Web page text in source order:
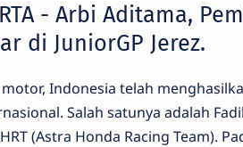
- Arbi Aditama,
di JuniorGP Jerez.
Indonesia telah
Salah satunya adalah
(Astra Honda Racing Team).